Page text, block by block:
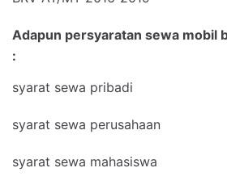
Adapun persyaratan sewa mobil
:
syarat sewa pribadi
syarat sewa perusahaan
syarat sewa mahasiswa